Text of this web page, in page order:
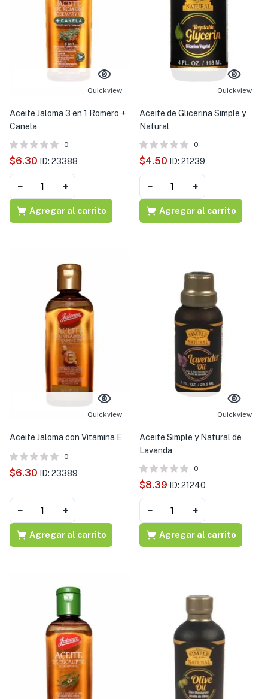
Quickview
Aceite Jaloma 3 en 1 Romero +
Canela
0
$6.30 ID: 23388
− +
Agregar al carrito
Quickview
Aceite de Glicerina Simple y
Natural
0
$4.50 ID: 21239
− +
Agregar al carrito
Quickview
Aceite Jaloma con Vitamina E
0
$6.30 ID: 23389
− +
Agregar al carrito
Quickview
Aceite Simple y Natural de
Lavanda
0
$8.39 ID: 21240
− +
Agregar al carrito